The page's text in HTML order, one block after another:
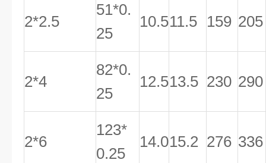
2*2.5
51*0.
25
10.511.5 159 205
2*4
82*0.
25
12.513.5 230 290
2*6
123*
0.25
14.015.2 276 336